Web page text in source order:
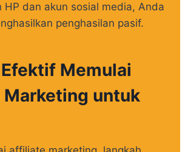
HP dan akun sosial media, Anda
penghasilan pasif.
Memulai
untuk